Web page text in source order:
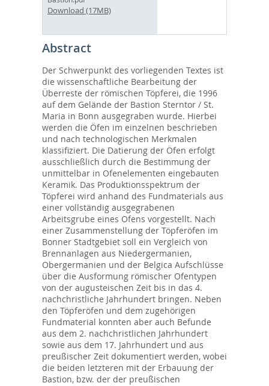
Download (17MB)
Abstract
Der Schwerpunkt des vorliegenden Textes ist
die wissenschaftliche Bearbeitung der
Überreste der römischen Töpferei, die 1996
auf dem Gelände der Bastion Sterntor / St.
Maria in Bonn ausgegraben wurde. Hierbei
werden die Öfen im einzelnen beschrieben
und nach technologischen Merkmalen
klassifiziert. Die Datierung der Öfen erfolgt
ausschließlich durch die Bestimmung der
unmittelbar in Ofenelementen eingebauten
Keramik. Das Produktionsspektrum der
Töpferei wird anhand des Fundmaterials aus
einer vollständig ausgegrabenen
Arbeitsgrube eines Ofens vorgestellt. Nach
einer Zusammenstellung der Töpferöfen im
Bonner Stadtgebiet soll ein Vergleich von
Brennanlagen aus Niedergermanien,
Obergermanien und der Belgica Aufschlüsse
über die Ausformung römischer Ofentypen
von der augusteischen Zeit bis in das 4.
nachchristliche Jahrhundert bringen. Neben
den Töpferöfen und dem zugehörigen
Fundmaterial konnten aber auch Befunde
aus dem 2. nachchristlichen Jahrhundert
sowie aus dem 17. Jahrhundert und aus
preußischer Zeit dokumentiert werden, wobei
die beiden letzteren mit der Erbauung der
Bastion, bzw. der der preußischen